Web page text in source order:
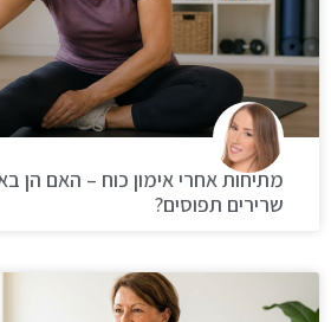
מתיחות אחרי אימון כוח – האם הן
שרירים תפוסים?